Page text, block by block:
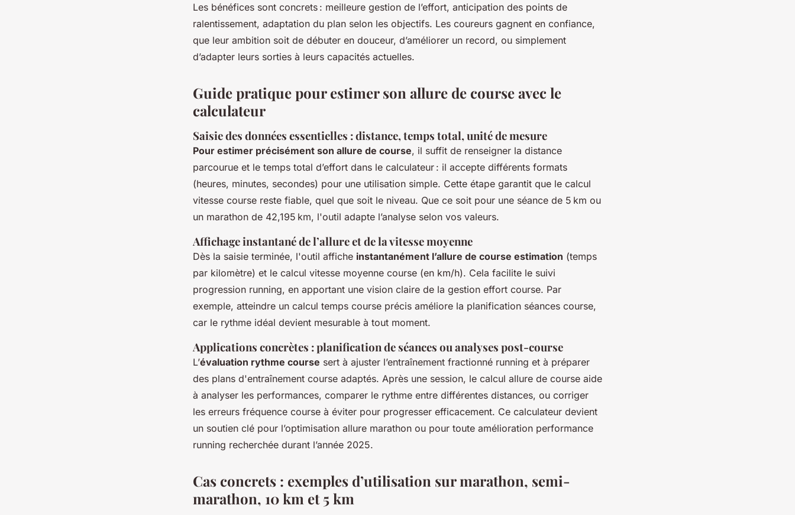
Les bénéfices sont concrets : meilleure gestion de l’effort, anticipation des points de
ralentissement, adaptation du plan selon les objectifs. Les coureurs gagnent en confiance,
que leur ambition soit de débuter en douceur, d’améliorer un record, ou simplement
d’adapter leurs sorties à leurs capacités actuelles.
Guide pratique pour estimer son allure de course avec le
calculateur
Saisie des données essentielles : distance, temps total, unité de mesure
Pour estimer précisément son allure de course, il suffit de renseigner la distance
parcourue et le temps total d’effort dans le calculateur : il accepte différents formats
(heures, minutes, secondes) pour une utilisation simple. Cette étape garantit que le calcul
vitesse course reste fiable, quel que soit le niveau. Que ce soit pour une séance de 5 km ou
un marathon de 42,195 km, l'outil adapte l’analyse selon vos valeurs.
Affichage instantané de l’allure et de la vitesse moyenne
Dès la saisie terminée, l'outil affiche instantanément l’allure de course estimation (temps
par kilomètre) et le calcul vitesse moyenne course (en km/h). Cela facilite le suivi
progression running, en apportant une vision claire de la gestion effort course. Par
exemple, atteindre un calcul temps course précis améliore la planification séances course,
car le rythme idéal devient mesurable à tout moment.
Applications concrètes : planification de séances ou analyses post-course
L’évaluation rythme course sert à ajuster l’entraînement fractionné running et à préparer
des plans d'entraînement course adaptés. Après une session, le calcul allure de course aide
à analyser les performances, comparer le rythme entre différentes distances, ou corriger
les erreurs fréquence course à éviter pour progresser efficacement. Ce calculateur devient
un soutien clé pour l’optimisation allure marathon ou pour toute amélioration performance
running recherchée durant l’année 2025.
Cas concrets : exemples d’utilisation sur marathon, semi-
marathon, 10 km et 5 km